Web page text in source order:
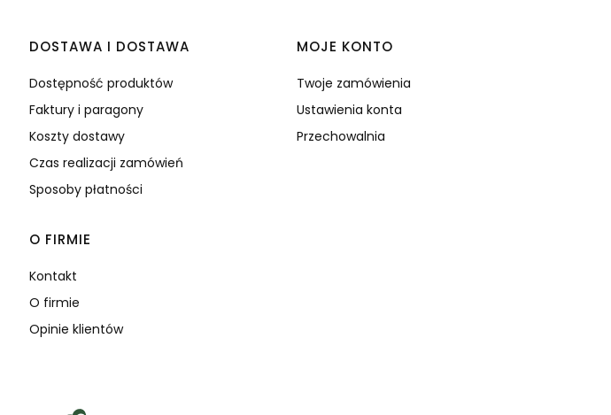
DOSTAWA I DOSTAWA
Dostępność produktów
Faktury i paragony
Koszty dostawy
Czas realizacji zamówień
Sposoby płatności
MOJE KONTO
Twoje zamówienia
Ustawienia konta
Przechowalnia
O FIRMIE
Kontakt
O firmie
Opinie klientów